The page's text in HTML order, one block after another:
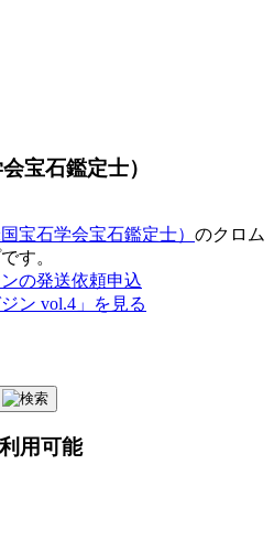
宝石鑑定士）
宝石学会宝石鑑定士） のクロム
す。
ン vol.4」を見る
用可能